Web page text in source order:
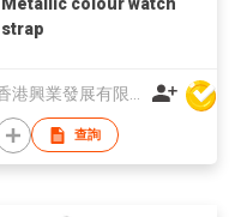
strap
香港興業發展有限公司
查詢